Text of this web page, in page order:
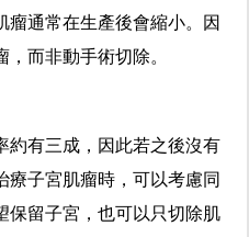
瘤通常在生產後會縮小。因
而非動手術切除。
約有三成，因此若之後沒有
療子宮肌瘤時，可以考慮同
保留子宮，也可以只切除肌